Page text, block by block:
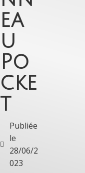
ea
u
Po
cke
t
Publiée
le
28/06/2
023